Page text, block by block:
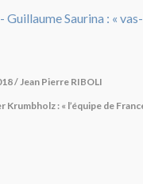
/ Jean Pierre RIBOLI
Krumbholz : « l’équipe de